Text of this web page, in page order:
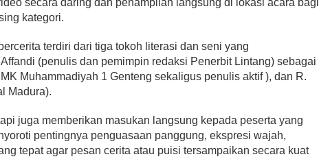
secara daring dan penampilan langsung di lokasi acara bagi
kategori.
terdiri dari tiga tokoh literasi dan seni yang
(penulis dan pemimpin redaksi Penerbit Lintang) sebagai
Muhammadiyah 1 Genteng sekaligus penulis aktif ), dan R.
Madura).
juga memberikan masukan langsung kepada peserta yang
pentingnya penguasaan panggung, ekspresi wajah,
tepat agar pesan cerita atau puisi tersampaikan secara kuat